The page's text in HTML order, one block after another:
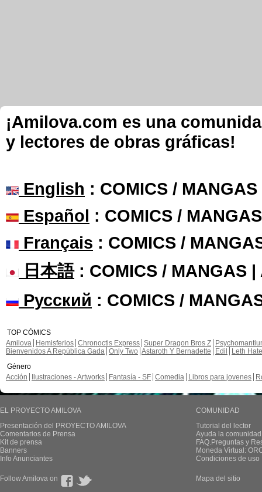
¡Amilova.com es una
y lectores de obras gráficas!
English : COMICS /
Español : COMICS /
Français : COMICS /
日本語: COMICS / MANGAS |
Русский : COMICS /
TOP CÓMICS
Amilova
Hemisferios Chronoctis Express Super Dragon Bros Z
Bienvenidos A República Gada Only Two Astaroth Y Bernadette Edil
Leth Hate
Género
Acción
Ilustraciones - Artworks Fantasía - SF Comedia Libros para jovenes
EL PROYECTO AMILOVA
Presentación del PROYECTO AMILOVA
Comentarios de Prensa
Kit de prensa
Banners
Info Anunciantes
COMUNIDAD
Tutorial del lector
Ayuda la
FAQ.Preguntas y
Moneda Virtual:
Condiciones de uso
Follow Amilova on Mapa del sitio